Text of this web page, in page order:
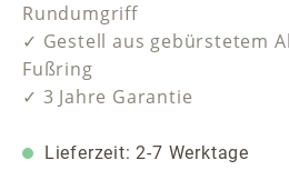
Rundumgriff
✓ Gestell aus gebürstetem
Fußring
✓ 3 Jahre Garantie
Lieferzeit: 2-7 Werktage